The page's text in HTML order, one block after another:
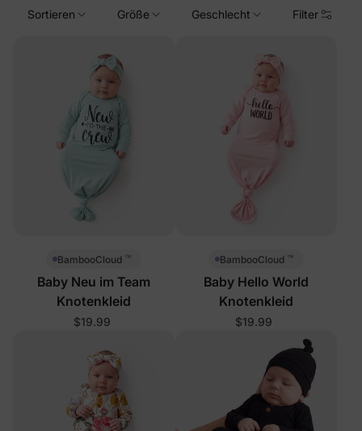
Sortieren Größe Geschlecht Filter
BambooCloud ™
Baby Neu im Team
Knotenkleid
$19.99
BambooCloud ™
Baby Hello World
Knotenkleid
$19.99